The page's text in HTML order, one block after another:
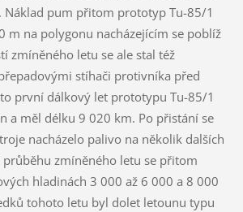
Náklad pum přitom prototyp Tu-85/1
m na polygonu nacházejícím se poblíž
zmíněného letu se ale stal též
stíhači protivníka před
první dálkový let prototypu Tu-85/1
a měl délku 9 020 km. Po přistání se
nacházelo palivo na několik dalších
zmíněného letu se přitom
hladinách 3 000 až 6 000 a 8 000
tohoto letu byl dolet letounu typu